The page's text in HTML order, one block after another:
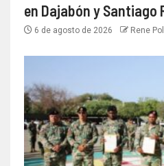
en Dajabón y Santiago
6 de agosto de 2026 Rene